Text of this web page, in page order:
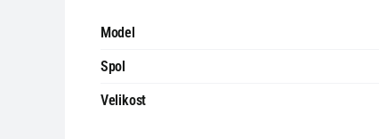
Model
Spol
Velikost